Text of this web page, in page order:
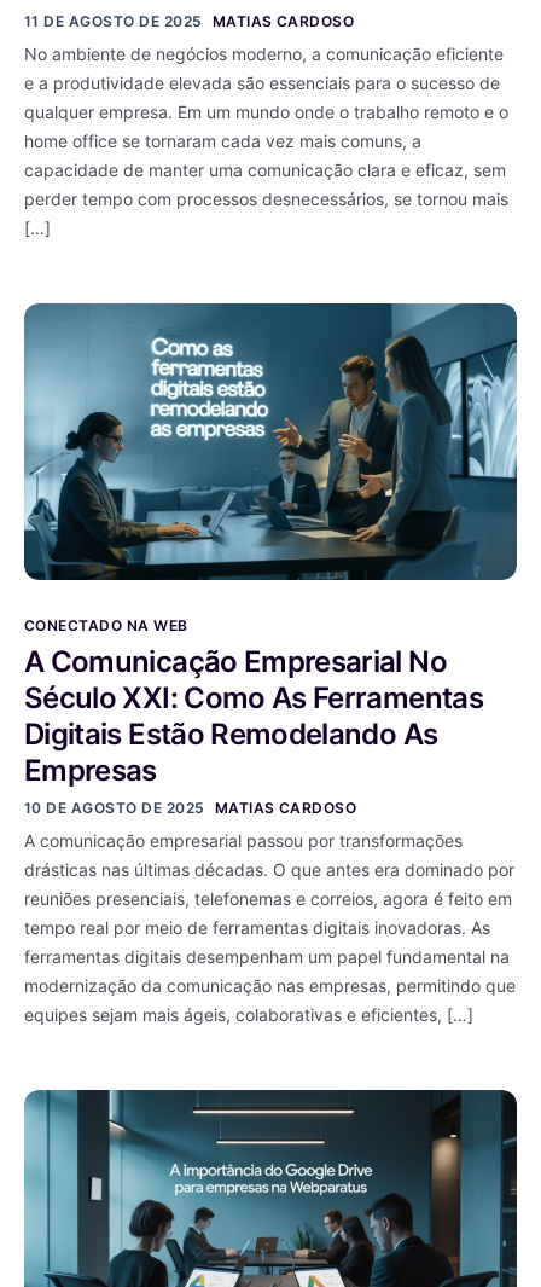
11 DE AGOSTO DE 2025 MATIAS CARDOSO
No ambiente de negócios moderno, a comunicação eficiente
e a produtividade elevada são essenciais para o sucesso de
qualquer empresa. Em um mundo onde o trabalho remoto e o
home office se tornaram cada vez mais comuns, a
capacidade de manter uma comunicação clara e eficaz, sem
perder tempo com processos desnecessários, se tornou mais
[…]
CONECTADO NA WEB
A Comunicação Empresarial No
Século XXI: Como As Ferramentas
Digitais Estão Remodelando As
Empresas
10 DE AGOSTO DE 2025 MATIAS CARDOSO
A comunicação empresarial passou por transformações
drásticas nas últimas décadas. O que antes era dominado por
reuniões presenciais, telefonemas e correios, agora é feito em
tempo real por meio de ferramentas digitais inovadoras. As
ferramentas digitais desempenham um papel fundamental na
modernização da comunicação nas empresas, permitindo que
equipes sejam mais ágeis, colaborativas e eficientes, […]